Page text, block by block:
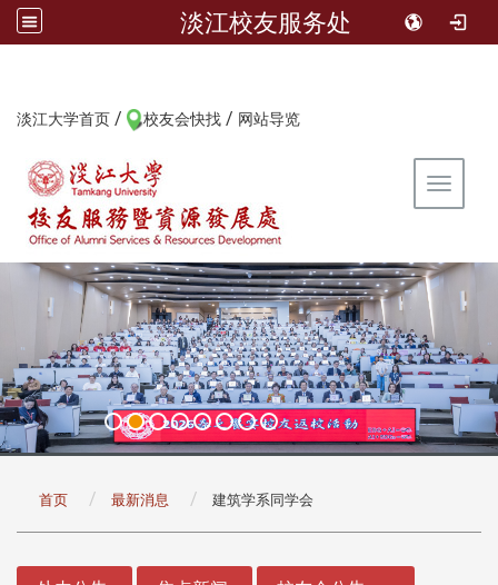
淡江校友服务处
淡江大学首页 / 校友会快找 / 网站导览
Toggle
首页 最新消息 建筑学系同学会